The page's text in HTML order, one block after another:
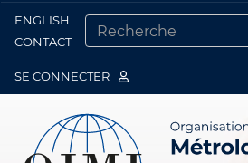
ENGLISH
CONTACT
SE CONNECTER